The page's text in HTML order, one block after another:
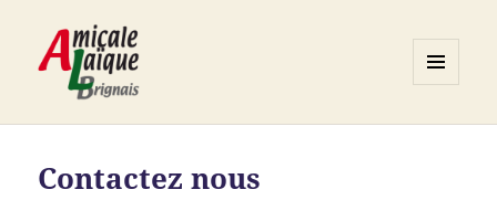
WIDGETS
Contactez nous